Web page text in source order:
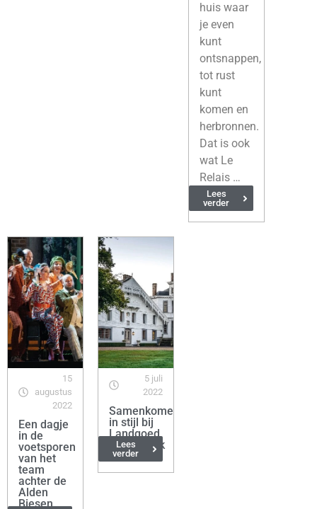
huis waar
je even
kunt
ontsnappen,
tot rust
kunt
komen en
herbronnen.
Dat is ook
wat Le
Relais …
Lees
verder
15
augustus
2022
Een dagje
in de
voetsporen
van het
team
achter de
Alden
Biesen
5 juli
2022
Samenkomen
in stijl bij
Landgoed
Altenbroek
Lees
verder